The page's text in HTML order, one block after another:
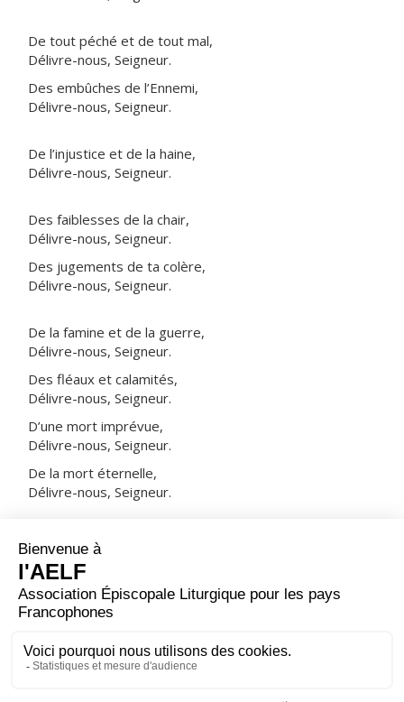
De tout péché et de tout mal,
Délivre-nous, Seigneur.
Des embûches de l’Ennemi,
Délivre-nous, Seigneur.
De l’injustice et de la haine,
Délivre-nous, Seigneur.
Des faiblesses de la chair,
Délivre-nous, Seigneur.
Des jugements de ta colère,
Délivre-nous, Seigneur.
De la famine et de la guerre,
Délivre-nous, Seigneur.
Des fléaux et calamités,
Délivre-nous, Seigneur.
D’une mort imprévue,
Délivre-nous, Seigneur.
De la mort éternelle,
Délivre-nous, Seigneur.
NOTRE PÈRE
ORAISON
Que notre prière du soir monte jusqu'à toi, Seigneur,
descende sur nous ta bénédiction, afin qu'avec ton aide,
dès maintenant et pour toujours, nous soyons sauvés.